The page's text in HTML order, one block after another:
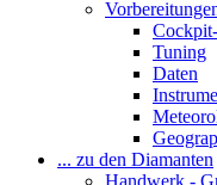
Tuning
Daten
... zu den Diamanten
Handwerk -